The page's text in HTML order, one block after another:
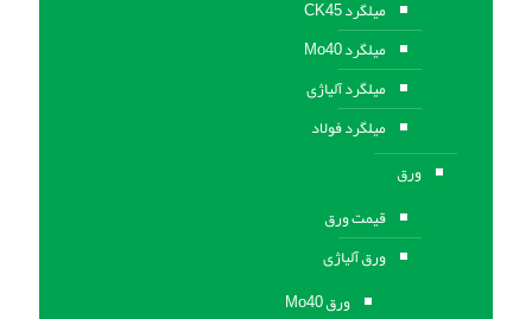
میلگرد CK45
میلگرد Mo40
میلگرد آلیاژی
میلگرد فولاد
ورق
قیمت ورق
ورق آلیاژی
ورق Mo40